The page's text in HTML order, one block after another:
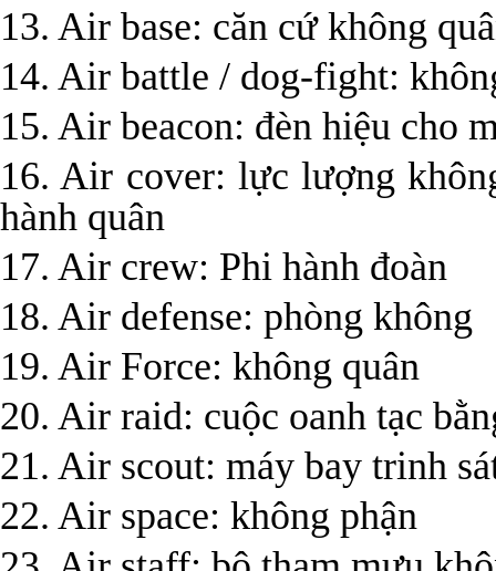
13. Air base: căn cứ không
14. Air battle / dog-fight:
15. Air beacon: đèn hiệu cho
16. Air cover: lực lượng
hành quân
17. Air crew: Phi hành đoàn
18. Air defense: phòng không
19. Air Force: không quân
20. Air raid: cuộc oanh tạc
21. Air scout: máy bay trinh
22. Air space: không phận